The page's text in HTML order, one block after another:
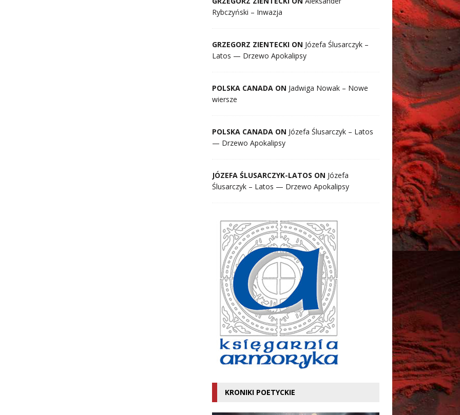
Rybczyński – Inwazja
GRZEGORZ ZIENTECKI ON Józefa Ślusarczyk –
Latos — Drzewo Apokalipsy
POLSKA CANADA ON Jadwiga Nowak – Nowe
wiersze
POLSKA CANADA ON Józefa Ślusarczyk – Latos
— Drzewo Apokalipsy
JÓZEFA ŚLUSARCZYK-LATOS ON Józefa
Ślusarczyk – Latos — Drzewo Apokalipsy
KRONIKI POETYCKIE